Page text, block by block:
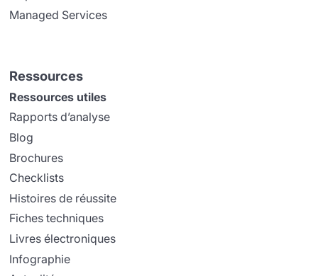
Managed Services
Ressources
Ressources utiles
Rapports d’analyse
Blog
Brochures
Checklists
Histoires de réussite
Fiches techniques
Livres électroniques
Infographie